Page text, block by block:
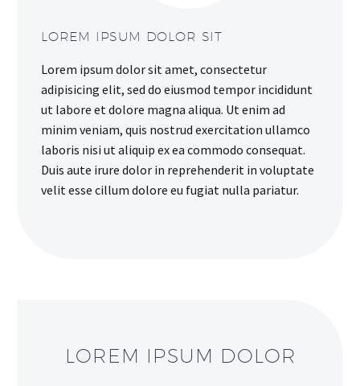
LOREM IPSUM DOLOR SIT
Lorem ipsum dolor sit amet, consectetur
adipisicing elit, sed do eiusmod tempor incididunt
ut labore et dolore magna aliqua. Ut enim ad
minim veniam, quis nostrud exercitation ullamco
laboris nisi ut aliquip ex ea commodo consequat.
Duis aute irure dolor in reprehenderit in voluptate
velit esse cillum dolore eu fugiat nulla pariatur.
LOREM IPSUM DOLOR